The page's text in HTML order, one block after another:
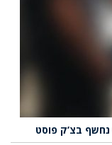
נחשף בצ’ק פוסט